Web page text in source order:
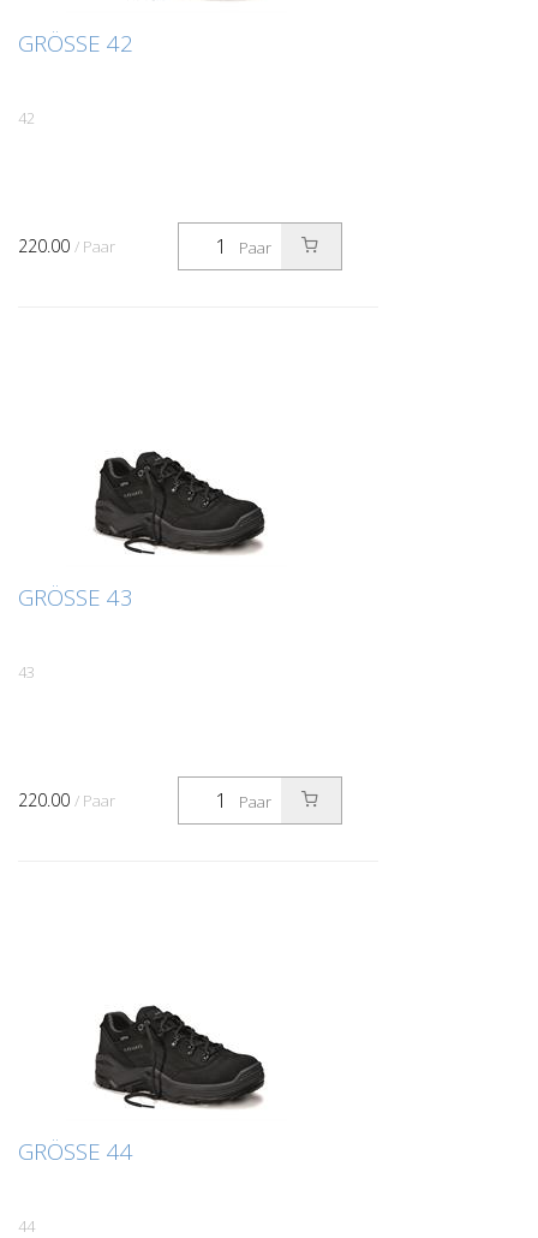
GRÖSSE 42
42
Paar
220.00 / Paar
GRÖSSE 43
43
Paar
220.00 / Paar
GRÖSSE 44
44